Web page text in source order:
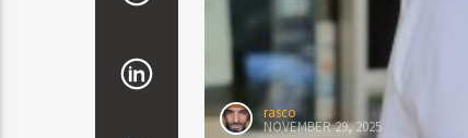
rasco
NOVEMBER 29, 2025